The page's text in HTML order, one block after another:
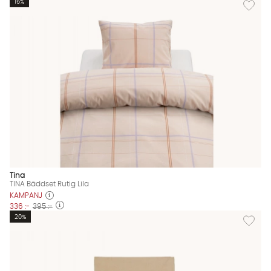
15%
Tina
TINA Bäddset Rutig Lila
KAMPANJ
336 :- 395 :-
Lägg
20%